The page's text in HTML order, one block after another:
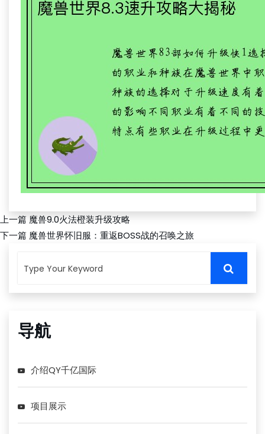
上一篇 魔兽9.0火法橙装升级攻略
下一篇 魔兽世界怀旧服：重返BOSS战的召唤之旅
导航
介绍QY千亿国际
项目展示